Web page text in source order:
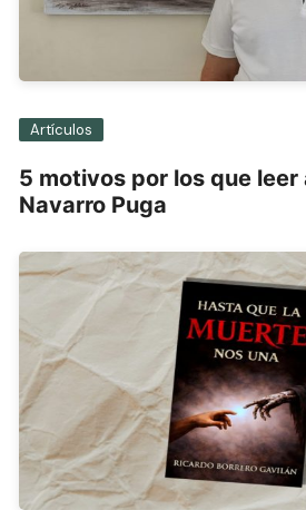
Artículos
5 motivos por los que leer
Navarro Puga